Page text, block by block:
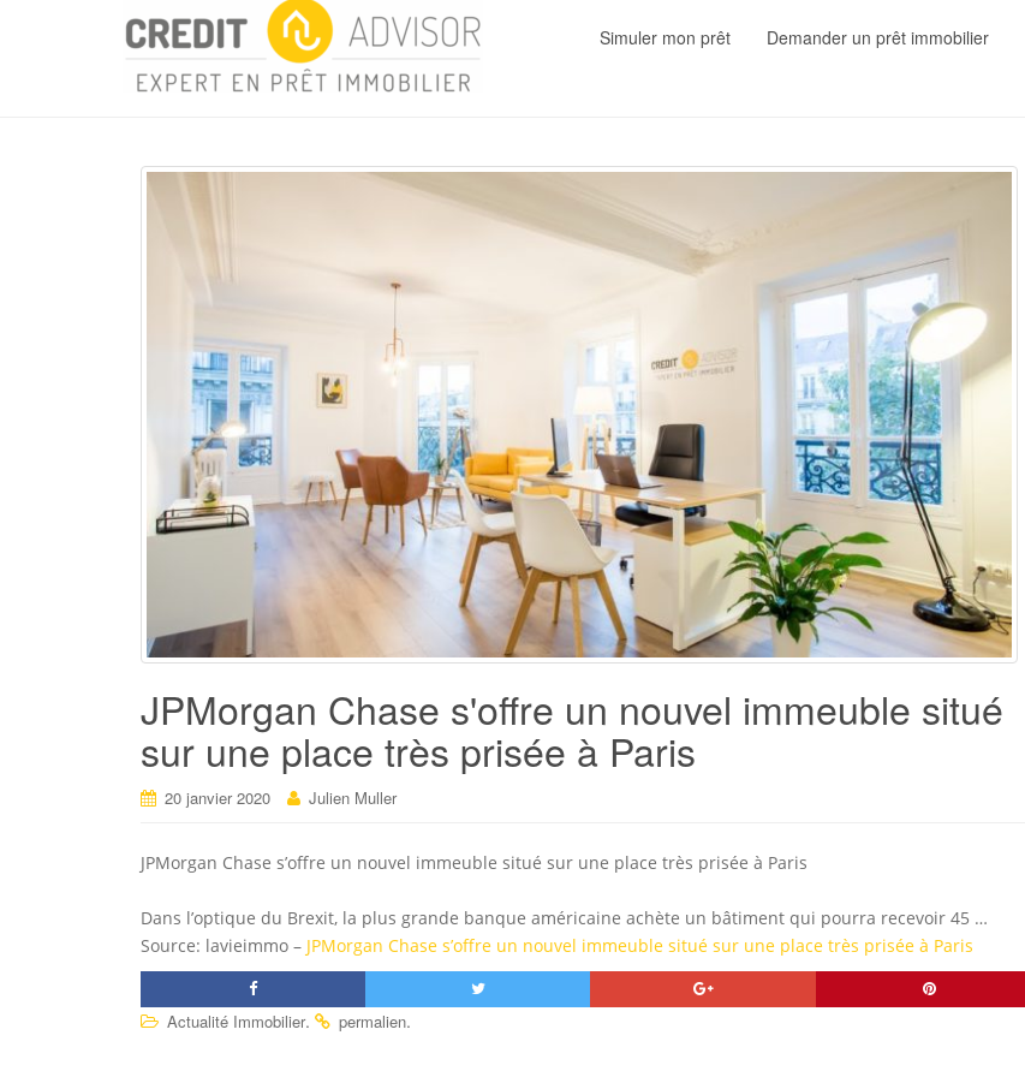
Simuler mon prêt Demander un prêt immobilier
JPMorgan Chase s'offre un nouvel immeuble situé
sur une place très prisée à Paris
20 janvier 2020 Julien Muller
JPMorgan Chase s’offre un nouvel immeuble situé sur une place très prisée à Paris
Dans l’optique du Brexit, la plus grande banque américaine achète un bâtiment qui pourra recevoir 45 …
Source: lavieimmo – JPMorgan Chase s’offre un nouvel immeuble situé sur une place très prisée à Paris
Actualité Immobilier. permalien.